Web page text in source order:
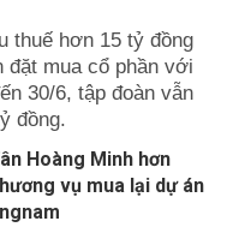
thuế hơn 15 tỷ đồng
đặt mua cổ phần với
30/6, tập đoàn vẫn
đồng.
Hoàng Minh hơn
vụ mua lại dự án